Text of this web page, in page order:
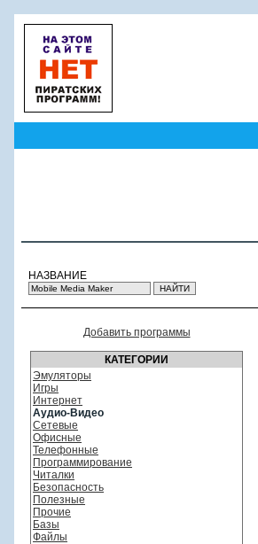
НАЗВАНИЕ
Добавить программы
КАТЕГОРИИ
Эмуляторы
Игры
Интернет
Аудио-Видео
Сетевые
Офисные
Телефонные
Программирование
Читалки
Безопасность
Полезные
Прочие
Базы
Файлы